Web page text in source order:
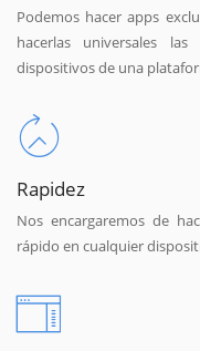
Podemos hacer apps
hacerlas universales
dispositivos de una
Rapidez
Nos encargaremos de
rápido en cualquier